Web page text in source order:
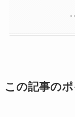
この記事の